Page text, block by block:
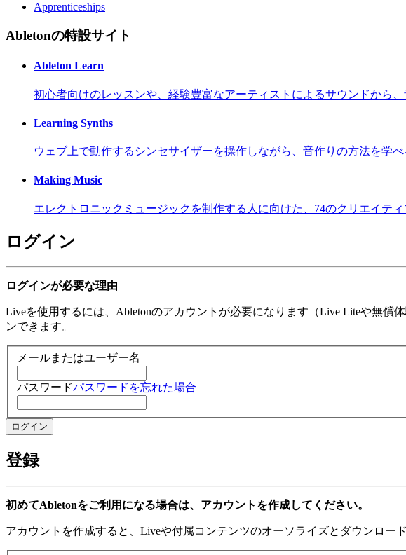
Apprenticeships
Abletonの特設サイト
Ableton Learn
初心者向けのレッスンや、経験豊富なアーティストによるサウンドから、
Learning Synths
ウェブ上で動作するシンセサイザーを操作しながら、音作りの方法を学べ
Making Music
エレクトロニックミュージックを制作する人に向けた、74のクリエイティ
ログイン
ログインが必要な理由
Liveを使用するには、Abletonのアカウントが必要になります（Live Liteや無
ンできます。
メールまたはユーザー名
パスワードパスワードを忘れた場合
登録
初めてAbletonをご利用になる場合は、アカウントを作成してください。
アカウントを作成すると、Liveや付属コンテンツのオーソライズとダウンロード